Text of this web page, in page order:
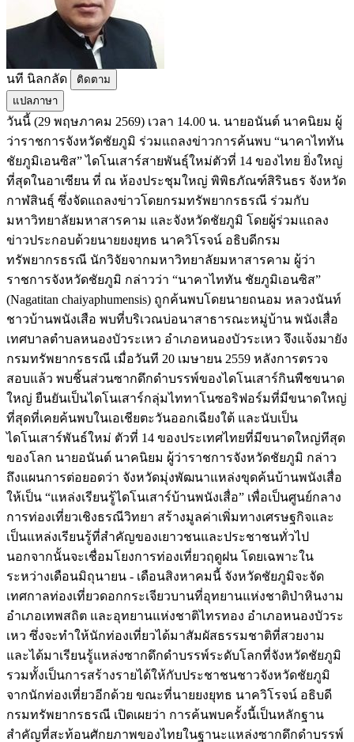
นที​ นิล​กลัด​
ติดตาม
แปลภาษา
วันนี้ (29 พฤษภาคม 2569) เวลา 14.00 น. นายอนันต์ นาคนิยม ผู้
ว่าราชการจังหวัดชัยภูมิ ร่วมแถลงข่าวการค้นพบ “นาคาไททัน
ชัยภูมิเอนซิส” ไดโนเสาร์สายพันธุ์ใหม่ตัวที่ 14 ของไทย ยิ่งใหญ่
ที่สุดในอาเซียน ที่ ณ ห้องประชุมใหญ่ พิพิธภัณฑ์สิรินธร จังหวัด
กาฬสินธุ์ ซึ่งจัดแถลงข่าวโดยกรมทรัพยากรธรณี ร่วมกับ
มหาวิทยาลัยมหาสารคาม และจังหวัดชัยภูมิ โดยผู้ร่วมแถลง
ข่าวประกอบด้วยนายยงยุทธ นาควิโรจน์ อธิบดีกรม
ทรัพยากรธรณี นักวิจัยจากมหาวิทยาลัยมหาสารคาม ผู้ว่า
ราชการจังหวัดชัยภูมิ กล่าวว่า “นาคาไททัน ชัยภูมิเอนซิส”
(Nagatitan chaiyaphumensis) ถูกค้นพบโดยนายถนอม หลวงนันท์
ชาวบ้านพนังเสือ พบที่บริเวณบ่อนาสาธารณะหมู่บ้าน พนังเสื่อ
เทศบาลตําบลหนองบัวระเหว อําเภอหนองบัวระเหว จึงแจ้งมายัง
กรมทรัพยากรธรณี เมื่อวันที 20 เมษายน 2559 หลังการตรวจ
สอบแล้ว พบชิ้นส่วนซากดึกดําบรรพ์ของไดโนเสาร์กินพืชขนาด
ใหญ่ ยืนยันเป็นไดโนเสาร์กลุ่มไททาโนซอริฟอร์มที่มีขนาดใหญ่
ที่สุดที่เคยค้นพบในเอเชียตะวันออกเฉียงใต้ และนับเป็น
ไดโนเสาร์พันธ์ใหม่ ตัวที่ 14 ของประเทศไทยที่มีขนาดใหญ่ทีสุด
ของโลก นายอนันต์ นาคนิยม ผู้ว่าราชการจังหวัดชัยภูมิ กล่าว
ถึงแผนการต่อยอดว่า จังหวัดมุ่งพัฒนาแหล่งขุดค้นบ้านพนังเสื่อ
ให้เป็น “แหล่งเรียนรู้ไดโนเสาร์บ้านพนังเสื่อ” เพื่อเป็นศูนย์กลาง
การท่องเที่ยวเชิงธรณีวิทยา สร้างมูลค่าเพิ่มทางเศรษฐกิจและ
เป็นแหล่งเรียนรู้ที่สำคัญของเยาวชนและประชาชนทั่วไป
นอกจากนั้นจะเชื่อมโยงการท่องเที่ยวฤดูฝน โดยเฉพาะใน
ระหว่างเดือนมิถุนายน - เดือนสิงหาคมนี้ จังหวัดชัยภูมิจะจัด
เทศกาลท่องเที่ยวดอกกระเจียวบานที่อุทยานแห่งชาติป่าหินงาม
อำเภอเทพสถิต และอุทยานแห่งชาติไทรทอง อำเภอหนองบัวระ
เหว ซึ่งจะทำให้นักท่องเที่ยวได้มาสัมผัสธรรมชาติที่สวยงาม
และได้มาเรียนรู้แหล่งซากดึกดำบรรพ์ระดับโลกที่จังหวัดชัยภูมิ
รวมทั้งเป็นการสร้างรายได้ให้กับประชาชนชาวจังหวัดชัยภูมิ
จากนักท่องเที่ยวอีกด้วย ขณะที่นายยงยุทธ นาควิโรจน์ อธิบดี
กรมทรัพยากรธรณี เปิดเผยว่า การค้นพบครั้งนี้เป็นหลักฐาน
สำคัญที่สะท้อนศักยภาพของไทยในฐานะแหล่งซากดึกดำบรรพ์